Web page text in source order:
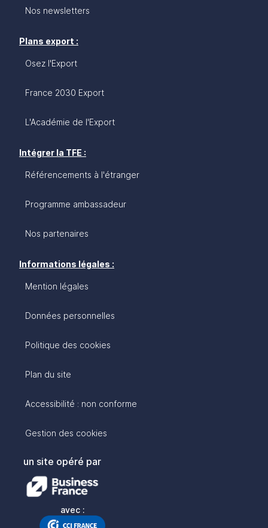
Nos newsletters
Plans export :
Osez l'Export
France 2030 Export
L'Académie de l'Export
Intégrer la TFE :
Référencements à l'étranger
Programme ambassadeur
Nos partenaires
Informations légales :
Mention légales
Données personnelles
Politique des cookies
Plan du site
Accessibilité : non conforme
Gestion des cookies
un site opéré par
avec :